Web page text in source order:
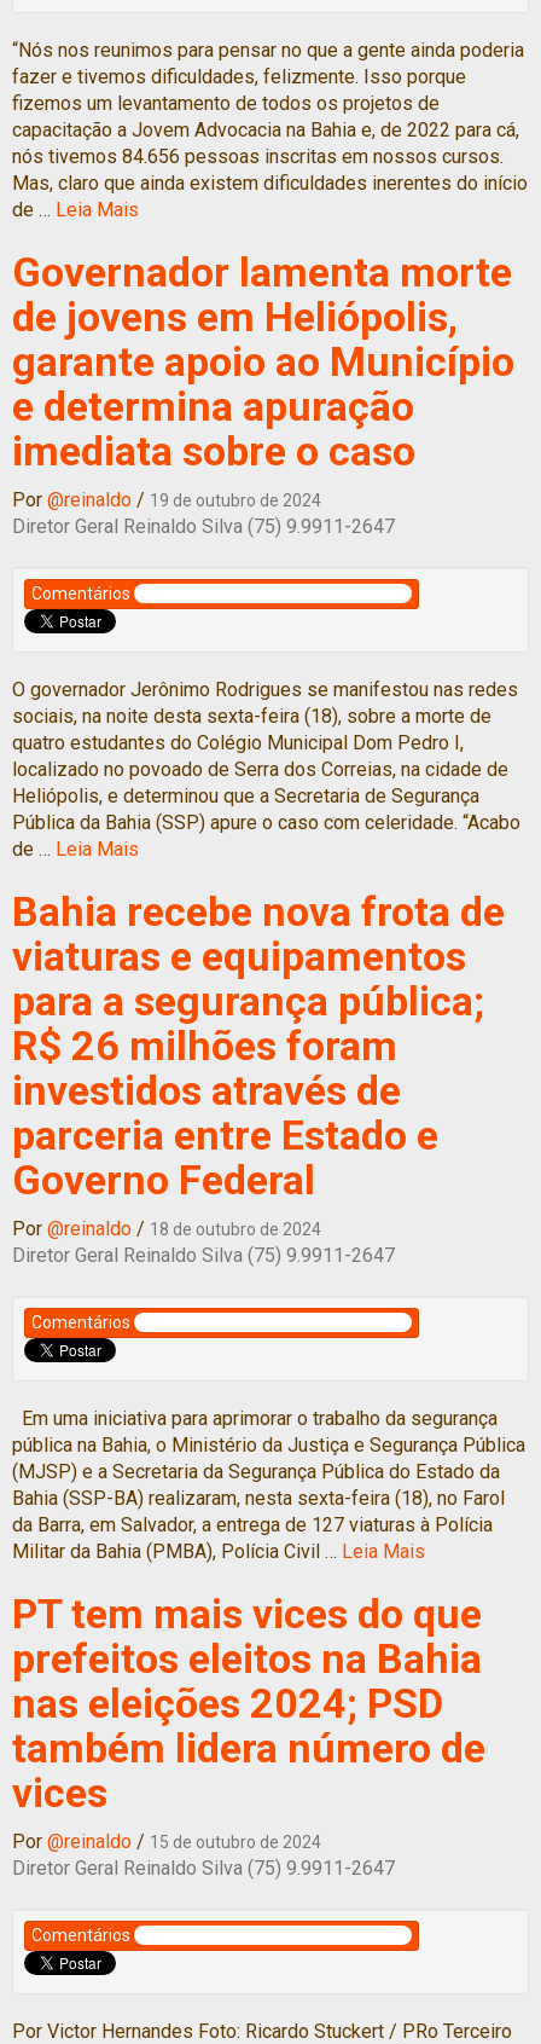
“Nós nos reunimos para pensar no que a gente ainda poderia
fazer e tivemos dificuldades, felizmente. Isso porque
fizemos um levantamento de todos os projetos de
capacitação a Jovem Advocacia na Bahia e, de 2022 para cá,
nós tivemos 84.656 pessoas inscritas em nossos cursos.
Mas, claro que ainda existem dificuldades inerentes do início
de … Leia Mais
Governador lamenta morte
de jovens em Heliópolis,
garante apoio ao Município
e determina apuração
imediata sobre o caso
Por @reinaldo / 19 de outubro de 2024
Diretor Geral Reinaldo Silva (75) 9.9911-2647
Comentários
O governador Jerônimo Rodrigues se manifestou nas redes
sociais, na noite desta sexta-feira (18), sobre a morte de
quatro estudantes do Colégio Municipal Dom Pedro I,
localizado no povoado de Serra dos Correias, na cidade de
Heliópolis, e determinou que a Secretaria de Segurança
Pública da Bahia (SSP) apure o caso com celeridade. “Acabo
de … Leia Mais
Bahia recebe nova frota de
viaturas e equipamentos
para a segurança pública;
R$ 26 milhões foram
investidos através de
parceria entre Estado e
Governo Federal
Por @reinaldo / 18 de outubro de 2024
Diretor Geral Reinaldo Silva (75) 9.9911-2647
Comentários
Em uma iniciativa para aprimorar o trabalho da segurança
pública na Bahia, o Ministério da Justiça e Segurança Pública
(MJSP) e a Secretaria da Segurança Pública do Estado da
Bahia (SSP-BA) realizaram, nesta sexta-feira (18), no Farol
da Barra, em Salvador, a entrega de 127 viaturas à Polícia
Militar da Bahia (PMBA), Polícia Civil … Leia Mais
PT tem mais vices do que
prefeitos eleitos na Bahia
nas eleições 2024; PSD
também lidera número de
vices
Por @reinaldo / 15 de outubro de 2024
Diretor Geral Reinaldo Silva (75) 9.9911-2647
Comentários
Por Victor Hernandes Foto: Ricardo Stuckert / PRo Terceiro